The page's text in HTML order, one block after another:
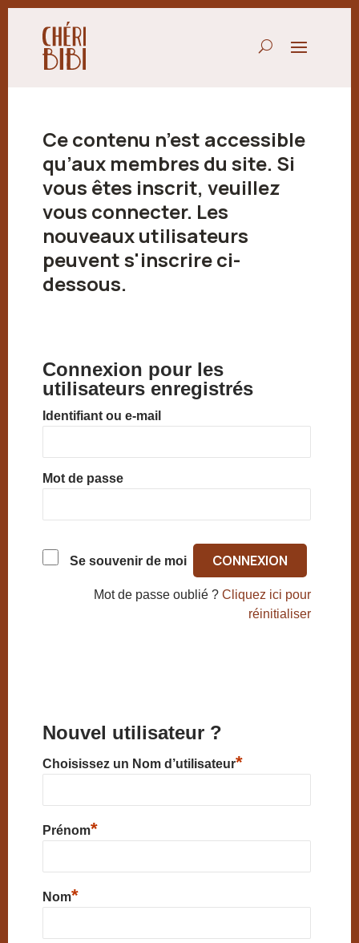
Ce contenu n’est accessible
qu’aux membres du site. Si
vous êtes inscrit, veuillez
vous connecter. Les
nouveaux utilisateurs
peuvent s'inscrire ci-
dessous.
Connexion pour les
utilisateurs enregistrés
Identifiant ou e-mail
Mot de passe
Se souvenir de moi
Mot de passe oublié ?Cliquez ici pour
réinitialiser
Nouvel utilisateur ?
Choisissez un Nom d’utilisateur*
Prénom*
Nom*